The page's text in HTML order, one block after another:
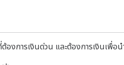
ารเงินด่วน และต้องการเงินเพื่อน